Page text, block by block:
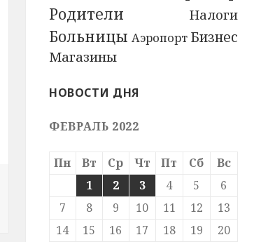
Родители Налоги
Больницы Аэропорт Бизнес
Магазины
НОВОСТИ ДНЯ
ФЕВРАЛЬ 2022
Пн Вт Ср Чт Пт Сб Вс
1 2 3 4 5
6
7
8 9 10 11 12
13
14
15 16 17 18 19
20
отмена авиарейсов и режим ЧС